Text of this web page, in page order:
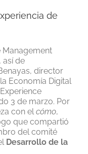
de
Management
así de
director
Economía Digital
3 de marzo. Por
con elcómo,
que compartió
del comité
Desarrollo de la